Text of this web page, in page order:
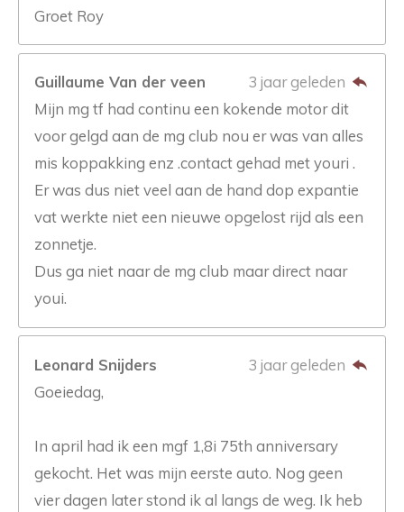
Groet Roy
Guillaume Van der veen
3 jaar geleden
Mijn mg tf had continu een kokende motor dit
voor gelgd aan de mg club nou er was van alles
mis koppakking enz .contact gehad met youri .
Er was dus niet veel aan de hand dop expantie
vat werkte niet een nieuwe opgelost rijd als een
zonnetje.
Dus ga niet naar de mg club maar direct naar
youi.
Leonard Snijders
3 jaar geleden
Goeiedag,
In april had ik een mgf 1,8i 75th anniversary
gekocht. Het was mijn eerste auto. Nog geen
vier dagen later stond ik al langs de weg. Ik heb